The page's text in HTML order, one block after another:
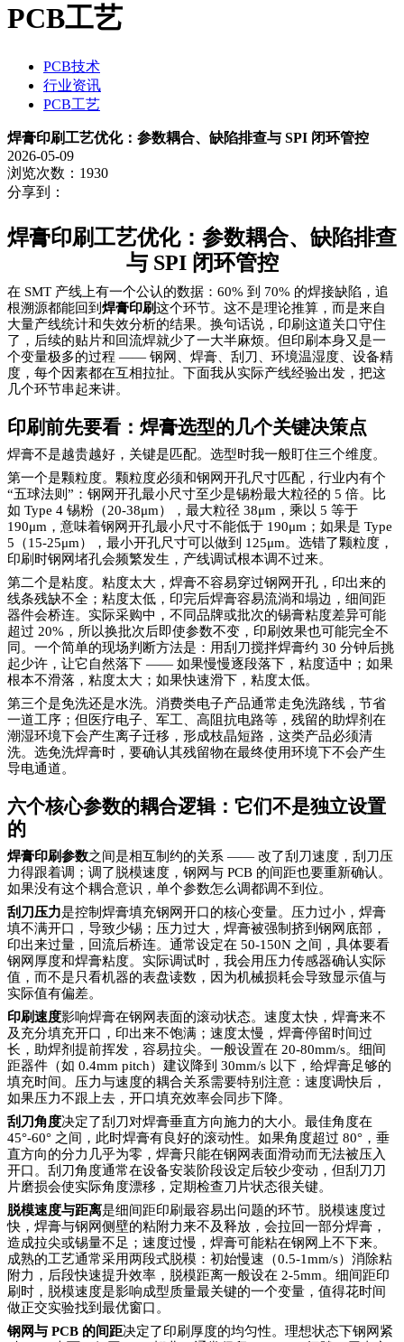
PCB工艺
PCB技术
行业资讯
PCB工艺
焊膏印刷工艺优化：参数耦合、缺陷排查与 SPI 闭环管控
2026-05-09
浏览次数：1930
分享到：
焊膏印刷工艺优化：参数耦合、缺陷排查
与 SPI 闭环管控
在 SMT 产线上有一个公认的数据：60% 到 70% 的焊接缺陷，追
根溯源都能回到 焊膏印刷这个环节。这不是理论推算，而是来自
大量产线统计和失效分析的结果。换句话说，印刷这道关口守住
了，后续的贴片和回流焊就少了一大半麻烦。但印刷本身又是一
个变量极多的过程 —— 钢网、焊膏、刮刀、环境温湿度、设备精
度，每个因素都在互相拉扯。下面我从实际产线经验出发，把这
几个环节串起来讲。
印刷前先要看：焊膏选型的几个关键决策点
焊膏不是越贵越好，关键是匹配。选型时我一般盯住三个维度。
第一个是颗粒度。颗粒度必须和钢网开孔尺寸匹配，行业内有个
“五球法则”：钢网开孔最小尺寸至少是锡粉最大粒径的 5 倍。比
如 Type 4 锡粉（20-38μm），最大粒径 38μm，乘以 5 等于
190μm，意味着钢网开孔最小尺寸不能低于 190μm；如果是 Type
5（15-25μm），最小开孔尺寸可以做到 125μm。选错了颗粒度，
印刷时钢网堵孔会频繁发生，产线调试根本调不过来。
第二个是粘度。粘度太大，焊膏不容易穿过钢网开孔，印出来的
线条残缺不全；粘度太低，印完后焊膏容易流淌和塌边，细间距
器件会桥连。实际采购中，不同品牌或批次的锡膏粘度差异可能
超过 20%，所以换批次后即使参数不变，印刷效果也可能完全不
同。一个简单的现场判断方法是：用刮刀搅拌焊膏约 30 分钟后挑
起少许，让它自然落下 —— 如果慢慢逐段落下，粘度适中；如果
根本不滑落，粘度太大；如果快速滑下，粘度太低。
第三个是免洗还是水洗。消费类电子产品通常走免洗路线，节省
一道工序；但医疗电子、军工、高阻抗电路等，残留的助焊剂在
潮湿环境下会产生离子迁移，形成枝晶短路，这类产品必须清
洗。选免洗焊膏时，要确认其残留物在最终使用环境下不会产生
导电通道。
六个核心参数的耦合逻辑：它们不是独立设置
的
焊膏印刷参数之间是相互制约的关系 —— 改了刮刀速度，刮刀压
力得跟着调；调了脱模速度，钢网与 PCB 的间距也要重新确认。
如果没有这个耦合意识，单个参数怎么调都调不到位。
刮刀压力是控制焊膏填充钢网开口的核心变量。压力过小，焊膏
填不满开口，导致少锡；压力过大，焊膏被强制挤到钢网底部，
印出来过量，回流后桥连。通常设定在 50-150N 之间，具体要看
钢网厚度和焊膏粘度。实际调试时，我会用压力传感器确认实际
值，而不是只看机器的表盘读数，因为机械损耗会导致显示值与
实际值有偏差。
印刷速度影响焊膏在钢网表面的滚动状态。速度太快，焊膏来不
及充分填充开口，印出来不饱满；速度太慢，焊膏停留时间过
长，助焊剂提前挥发，容易拉尖。一般设置在 20-80mm/s。细间
距器件（如 0.4mm pitch）建议降到 30mm/s 以下，给焊膏足够的
填充时间。压力与速度的耦合关系需要特别注意：速度调快后，
如果压力不跟上去，开口填充效率会同步下降。
刮刀角度决定了刮刀对焊膏垂直方向施力的大小。最佳角度在
45°-60° 之间，此时焊膏有良好的滚动性。如果角度超过 80°，垂
直方向的分力几乎为零，焊膏只能在钢网表面滑动而无法被压入
开口。刮刀角度通常在设备安装阶段设定后较少变动，但刮刀刀
片磨损会使实际角度漂移，定期检查刀片状态很关键。
脱模速度与距离是细间距印刷最容易出问题的环节。脱模速度过
快，焊膏与钢网侧壁的粘附力来不及释放，会拉回一部分焊膏，
造成拉尖或锡量不足；速度过慢，焊膏可能粘在钢网上不下来。
成熟的工艺通常采用两段式脱模：初始慢速（0.5-1mm/s）消除粘
附力，后段快速提升效率，脱模距离一般设在 2-5mm。细间距印
刷时，脱模速度是影响成型质量最关键的一个变量，值得花时间
做正交实验找到最优窗口。
钢网与 PCB 的间距决定了印刷厚度的均匀性。理想状态下钢网紧